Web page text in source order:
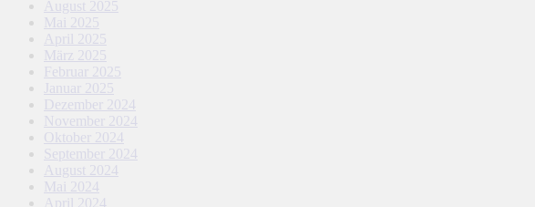
August 2025
Mai 2025
April 2025
März 2025
Februar 2025
Januar 2025
Dezember 2024
November 2024
Oktober 2024
September 2024
August 2024
Mai 2024
April 2024